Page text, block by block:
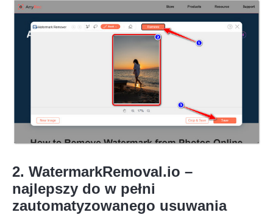
2. WatermarkRemoval.io –
najlepszy do w pełni
zautomatyzowanego usuwania